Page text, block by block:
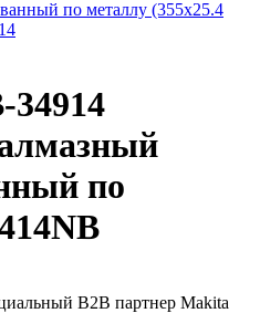
по
B2B партнер Makita